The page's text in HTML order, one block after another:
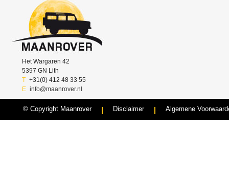
Het Wargaren 42
5397 GN Lith
T +31(0) 412 48 33 55
E info@maanrover.nl
© Copyright Maanrover Disclaimer Algemene